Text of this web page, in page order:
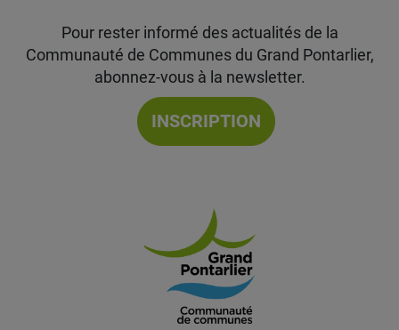
Pour rester informé des actualités de la
Communauté de Communes du Grand Pontarlier,
abonnez-vous à la newsletter.
INSCRIPTION